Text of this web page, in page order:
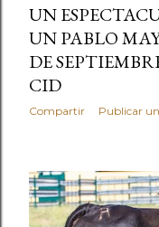
UN
UN PABLO
DE
CID
Compartir Publicar